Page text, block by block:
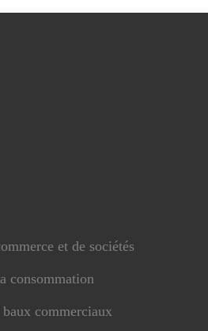
et de sociétés
consommation
commerciaux